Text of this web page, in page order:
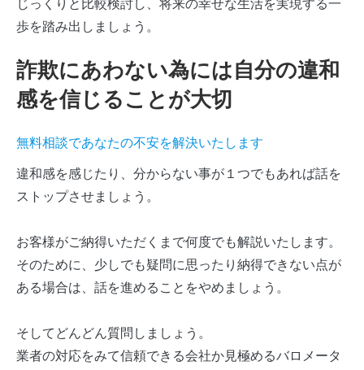
じっくりと比較検討し、将来の幸せな生活を実現する一
歩を踏み出しましょう。
詐欺にあわない為には自分の違和
感を信じることが大切
無料相談であなたの不安を解決いたします
違和感を感じたり、分からない事が１つでもあれば話を
ストップさせましょう。
お客様がご納得いただくまで何度でも解説いたします。
そのために、少しでも疑問に思ったり納得できない点が
ある場合は、話を進めることをやめましょう。
そしてどんどん質問しましょう。
業者の対応をみて信頼できる会社か見極めるバロメータ